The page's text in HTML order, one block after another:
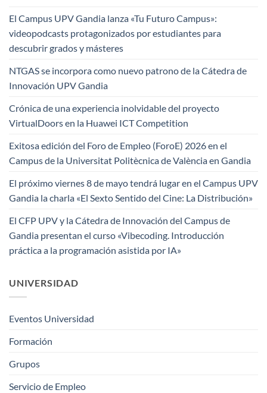
El Campus UPV Gandia lanza «Tu Futuro Campus»:
videopodcasts protagonizados por estudiantes para
descubrir grados y másteres
NTGAS se incorpora como nuevo patrono de la Cátedra de
Innovación UPV Gandia
Crónica de una experiencia inolvidable del proyecto
VirtualDoors en la Huawei ICT Competition
Exitosa edición del Foro de Empleo (ForoE) 2026 en el
Campus de la Universitat Politècnica de València en Gandia
El próximo viernes 8 de mayo tendrá lugar en el Campus UPV
Gandia la charla «El Sexto Sentido del Cine: La Distribución»
El CFP UPV y la Cátedra de Innovación del Campus de
Gandia presentan el curso «Vibecoding. Introducción
práctica a la programación asistida por IA»
UNIVERSIDAD
Eventos Universidad
Formación
Grupos
Servicio de Empleo